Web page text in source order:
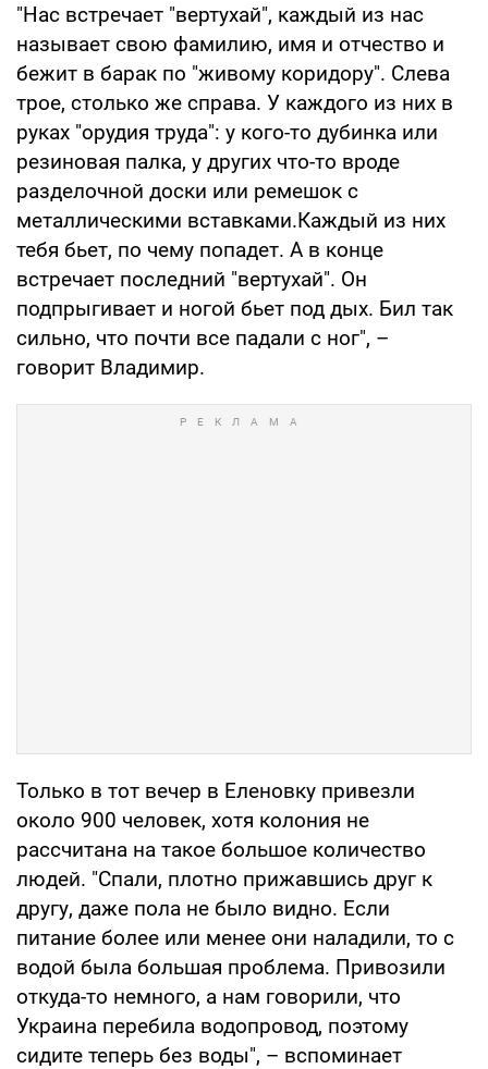
"Нас встречает "вертухай", каждый из нас
называет свою фамилию, имя и отчество и
бежит в барак по "живому коридору". Слева
трое, столько же справа. У каждого из них в
руках "орудия труда": у кого-то дубинка или
резиновая палка, у других что-то вроде
разделочной доски или ремешок с
металлическими вставками.Каждый из них
тебя бьет, по чему попадет. А в конце
встречает последний "вертухай". Он
подпрыгивает и ногой бьет под дых. Бил так
сильно, что почти все падали с ног", –
говорит Владимир.
Только в тот вечер в Еленовку привезли
около 900 человек, хотя колония не
рассчитана на такое большое количество
людей. "Спали, плотно прижавшись друг к
другу, даже пола не было видно. Если
питание более или менее они наладили, то с
водой была большая проблема. Привозили
откуда-то немного, а нам говорили, что
Украина перебила водопровод, поэтому
сидите теперь без воды", – вспоминает